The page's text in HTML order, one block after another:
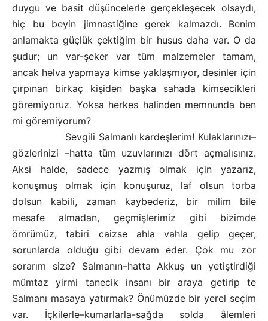
duygu ve basit düşüncelerle gerçekleşecek olsaydı,
hiç bu beyin jimnastiğine gerek kalmazdı. Benim
anlamakta güçlük çektiğim bir husus daha var. O da
şudur; un var-şeker var tüm malzemeler tamam,
ancak helva yapmaya kimse yaklaşmıyor, desinler için
çırpınan birkaç kişiden başka sahada kimsecikleri
göremiyoruz. Yoksa herkes halinden memnunda ben
mi göremiyorum?
Sevgili Salmanlı kardeşlerim! Kulaklarınızı–
gözlerinizi –hatta tüm uzuvlarınızı dört açmalısınız.
Aksi halde, sadece yazmış olmak için yazarız,
konuşmuş olmak için konuşuruz, laf olsun torba
dolsun kabili, zaman kaybederiz, bir milim bile
mesafe almadan, geçmişlerimiz gibi bizimde
ömrümüz, tabiri caizse ahla vahla gelip geçer,
sorunlarda olduğu gibi devam eder. Çok mu zor
sorarım size? Salmanın–hatta Akkuş un yetiştirdiği
mümtaz yirmi tanecik insanı bir araya getirip te
Salmanı masaya yatırmak? Önümüzde bir yerel seçim
var. İçkilerle–kumarlarla-sağda solda âlemleri